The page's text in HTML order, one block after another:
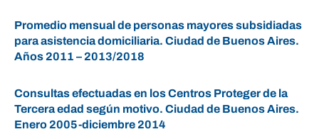
Promedio mensual de personas mayores subsidiadas
para asistencia domiciliaria. Ciudad de Buenos Aires.
Años 2011 – 2013/2018
Consultas efectuadas en los Centros Proteger de la
Tercera edad según motivo. Ciudad de Buenos Aires.
Enero 2005-diciembre 2014